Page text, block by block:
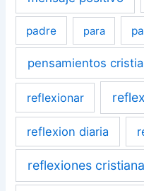
padre para
pensamientos
reflexionar
reflexion diaria
reflexiones